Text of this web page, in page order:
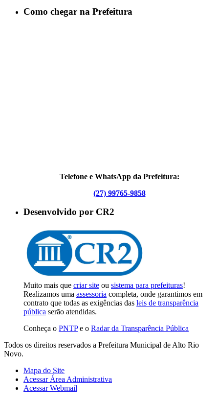
Como chegar na Prefeitura
Telefone e WhatsApp da Prefeitura:
(27) 99765-9858
Desenvolvido por CR2
Muito mais que criar site ou sistema para prefeituras!
Realizamos uma assessoria completa, onde garantimos em
contrato que todas as exigências das leis de transparência
pública serão atendidas.
Conheça o PNTPe o Radar da Transparência Pública
Todos os direitos reservados a Prefeitura Municipal de Alto Rio
Novo.
Mapa do Site
Acessar Área Administrativa
Acessar Webmail